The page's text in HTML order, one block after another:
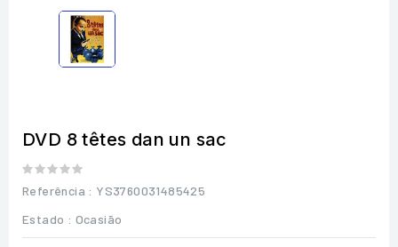
DVD 8 têtes dan un sac
Referência : YS3760031485425
Estado : Ocasião